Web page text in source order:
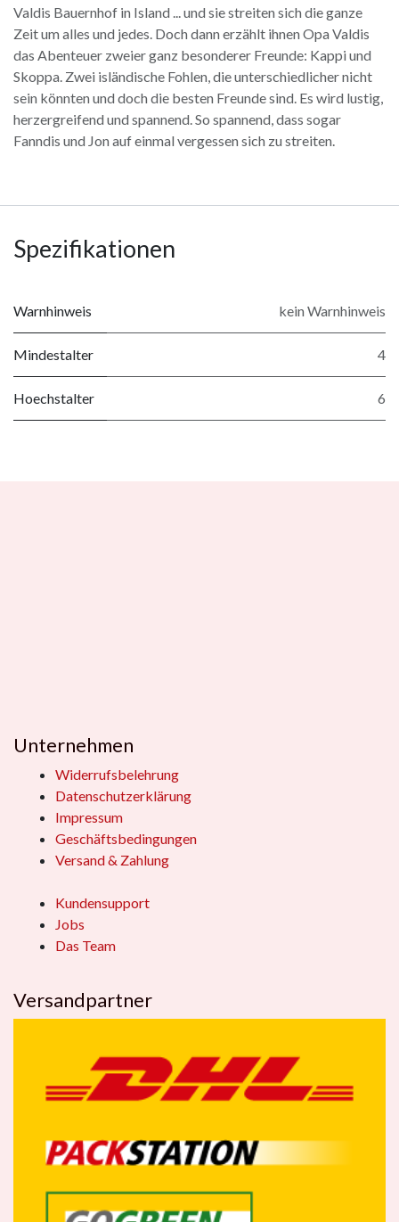
Valdis Bauernhof in Island ... und sie streiten sich die ganze
Zeit um alles und jedes. Doch dann erzählt ihnen Opa Valdis
das Abenteuer zweier ganz besonderer Freunde: Kappi und
Skoppa. Zwei isländische Fohlen, die unterschiedlicher nicht
sein könnten und doch die besten Freunde sind. Es wird lustig,
herzergreifend und spannend. So spannend, dass sogar
Fanndis und Jon auf einmal vergessen sich zu streiten.
Spezifikationen
Warnhinweis kein Warnhinweis
Mindestalter 4
Hoechstalter 6
Unternehmen
Widerrufsbelehrung
Datenschutzerklärung
Impressum
Geschäftsbedingungen
Versand & Zahlung
Kundensupport
Jobs
Das Team
Versandpartner